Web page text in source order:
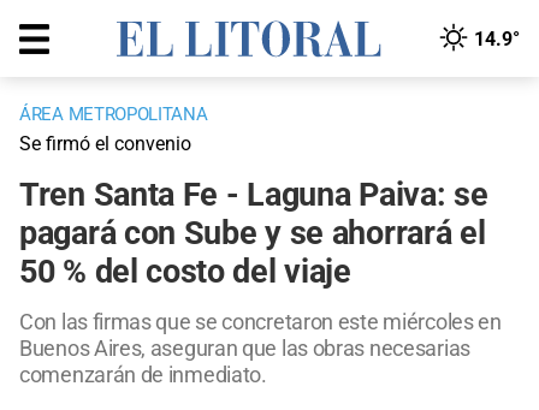
14.9°
ÁREA METROPOLITANA
Se firmó el convenio
Tren Santa Fe - Laguna Paiva: se
pagará con Sube y se ahorrará el
50 % del costo del viaje
Con las firmas que se concretaron este miércoles en
Buenos Aires, aseguran que las obras necesarias
comenzarán de inmediato.